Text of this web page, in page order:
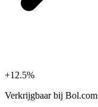
+12.5%
Verkrijgbaar bij Bol.com